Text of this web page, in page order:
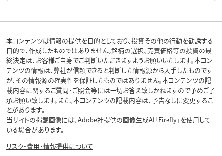
本コンテンツは情報の提供を目的としており、投資その他の行動を勧誘する
目的で、作成したものではありません。銘柄の選択、売買価格等の投資の最
終決定は、お客様ご自身でご判断いただきますようお願いいたします。本コン
テンツの情報は、弊社が信頼できると判断した情報源から入手したものです
が、その情報源の確実性を保証したものではありません。本コンテンツの記
載内容に関するご質問・ご照会等には一切お答え致しかねますので予めご了
承お願い致します。また、本コンテンツの記載内容は、予告なしに変更するこ
とがあります。
当サイトの掲載画像には、Adobe社提供の画像生成AI「Firefly」を使用して
いる場合があります。
リスク・費用・情報提供について